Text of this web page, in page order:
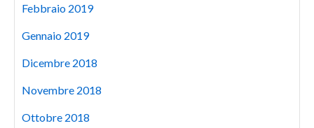
Febbraio 2019
Gennaio 2019
Dicembre 2018
Novembre 2018
Ottobre 2018